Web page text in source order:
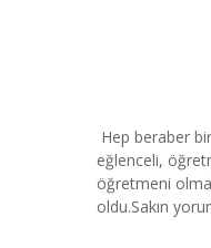
Hep beraber
eğlenceli,
öğretmeni
oldu.Sakın